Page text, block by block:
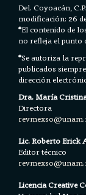
Del. Coyoacán,
modificación: 26
*El contenido de
no refleja el punto
*Se autoriza la
publicados
dirección
Dra. María
Lic. Roberto Erick
Editor técnico
Licencia Creative